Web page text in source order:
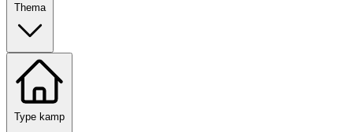
Thema
Type kamp